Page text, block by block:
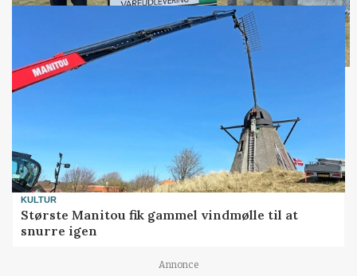
KULTUR
Største Manitou fik gammel vindmølle til at
snurre igen
Annonce